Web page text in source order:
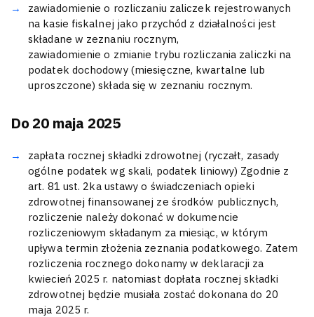
zawiadomienie o rozliczaniu zaliczek rejestrowanych
na kasie fiskalnej jako przychód z działalności jest
składane w zeznaniu rocznym,
zawiadomienie o zmianie trybu rozliczania zaliczki na
podatek dochodowy (miesięczne, kwartalne lub
uproszczone) składa się w zeznaniu rocznym.
Do 20 maja 2025
zapłata rocznej składki zdrowotnej (ryczałt, zasady
ogólne podatek wg skali, podatek liniowy) Zgodnie z
art. 81 ust. 2ka ustawy o świadczeniach opieki
zdrowotnej finansowanej ze środków publicznych,
rozliczenie należy dokonać w dokumencie
rozliczeniowym składanym za miesiąc, w którym
upływa termin złożenia zeznania podatkowego. Zatem
rozliczenia rocznego dokonamy w deklaracji za
kwiecień 2025 r. natomiast dopłata rocznej składki
zdrowotnej będzie musiała zostać dokonana do 20
maja 2025 r.